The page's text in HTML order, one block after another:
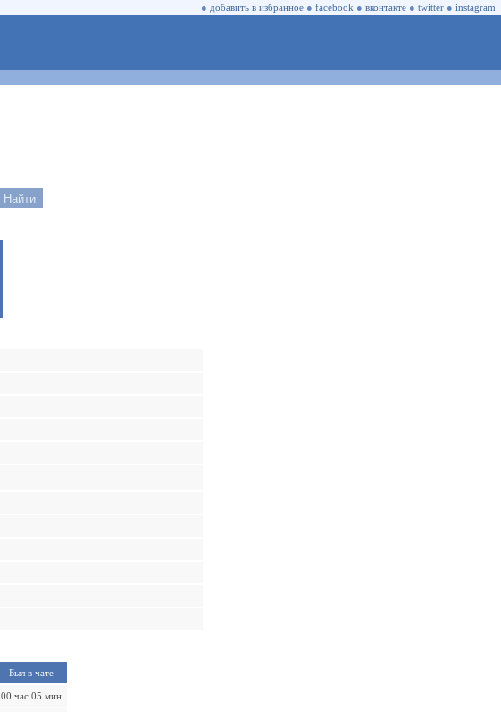
● добавить в избранное ● facebook ● вконтакте ● twitter ● instagram
Был в чате
00 час 05 мин